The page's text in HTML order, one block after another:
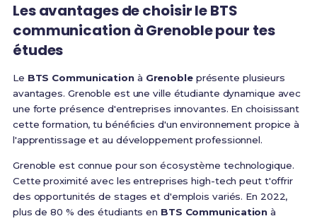
Les avantages de choisir le BTS
communication à Grenoble pour tes
études
Le BTS Communicationà Grenobleprésente plusieurs
avantages. Grenoble est une ville étudiante dynamique avec
une forte présence d'entreprises innovantes. En choisissant
cette formation, tu bénéficies d'un environnement propice à
l'apprentissage et au développement professionnel.
Grenoble est connue pour son écosystème technologique.
Cette proximité avec les entreprises high-tech peut t'offrir
des opportunités de stages et d'emplois variés. En 2022,
plus de 80 % des étudiants en BTS Communication à